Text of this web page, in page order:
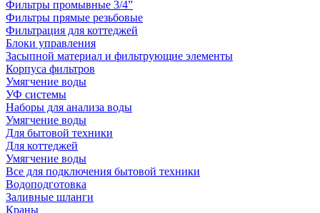
Фильтры промывные 3/4”
Фильтры прямые резьбовые
Фильтрация для коттеджей
Блоки управления
Засыпной материал и фильтрующие элементы
Корпуса фильтров
Умягчение воды
УФ системы
Наборы для анализа воды
Умягчение воды
Для бытовой техники
Для коттеджей
Умягчение воды
Все для подключения бытовой техники
Водоподготовка
Заливные шланги
Краны